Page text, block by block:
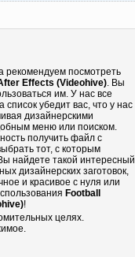
рекомендуем посмотреть
Effects (Videohive). Вы
им. У нас все
убедит вас, что у нас
дизайнерскими
меню или поиском.
получить файл с
тот, с которым
найдете такой интересный
дизайнерских заготовок,
и красивое с нуля или
Football
!
целях.